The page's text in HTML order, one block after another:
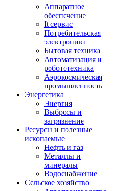
Аппаратное
обеспечение
It сервис
Потребительская
электроника
Бытовая техника
Автоматизация и
робототехника
Аэрокосмическая
промышленность
Энергетика
Энергия
Выбросы и
загрязнение
Ресурсы и полезные
ископаемые
Нефть и газ
Металлы и
минералы
Водоснабжение
Сельское хозяйство